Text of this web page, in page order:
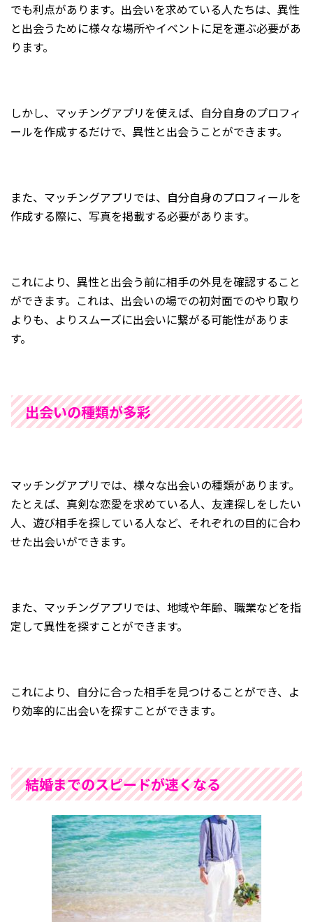
でも利点があります。出会いを求めている人たちは、異性
と出会うために様々な場所やイベントに足を運ぶ必要があ
ります。
しかし、マッチングアプリを使えば、自分自身のプロフィ
ールを作成するだけで、異性と出会うことができます。
また、マッチングアプリでは、自分自身のプロフィールを
作成する際に、写真を掲載する必要があります。
これにより、異性と出会う前に相手の外見を確認すること
ができます。これは、出会いの場での初対面でのやり取り
よりも、よりスムーズに出会いに繋がる可能性がありま
す。
出会いの種類が多彩
マッチングアプリでは、様々な出会いの種類があります。
たとえば、真剣な恋愛を求めている人、友達探しをしたい
人、遊び相手を探している人など、それぞれの目的に合わ
せた出会いができます。
また、マッチングアプリでは、地域や年齢、職業などを指
定して異性を探すことができます。
これにより、自分に合った相手を見つけることができ、よ
り効率的に出会いを探すことができます。
結婚までのスピードが速くなる